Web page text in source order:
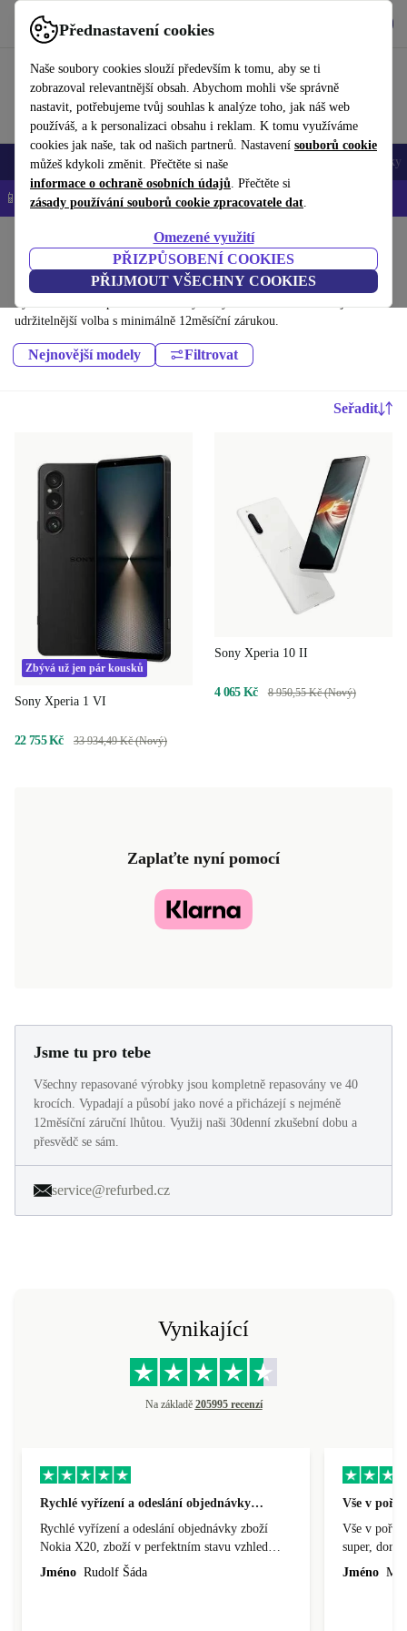
Přednastavení cookies
Naše soubory cookies slouží především k tomu, aby se ti
zobrazoval relevantnější obsah. Abychom mohli vše správně
nastavit, potřebujeme tvůj souhlas k analýze toho, jak náš web
používáš, a k personalizaci obsahu i reklam. K tomu využíváme
cookies jak naše, tak od našich partnerů. Nastavení souborů cookie
můžeš kdykoli změnit. Přečtěte si naše
informace o ochraně osobních údajů. Přečtěte si
zásady používání souborů cookie zpracovatele dat.
Omezené využití
PŘIZPŮSOBENÍ COOKIES
PŘIJMOUT VŠECHNY COOKIES
Používejte refurbed rychle a snadno
Mobily a smartphony Notebooky Tablety Doplňky
📱 -5 % NAVÍC na všechny iPhony – kód: IPHONEDEAL-
Mobily a smartphony
Mobily Sony:
Vysoce kvalitní repasované telefony Sony za skvělou cenu. Tvoje
udržitelnější volba s minimálně 12měsíční zárukou.
Nejnovější modely Filtrovat
Seřadit
Zbývá už jen pár kousků
Sony Xperia 1 VI
22 755 Kč 33 934,49 Kč (Nový)
Sony Xperia 10 II
4 065 Kč 8 950,55 Kč (Nový)
Zaplaťte nyní pomocí
Jsme tu pro tebe
Všechny repasované výrobky jsou kompletně repasovány ve 40
krocích. Vypadají a působí jako nové a přicházejí s nejméně
12měsíční záruční lhůtou. Využij naši 30denní zkušební dobu a
přesvědč se sám.
service@refurbed.cz
Vynikající
Na základě 205995 recenzí
Rychlé vyřízení a odeslání objednávky…
Rychlé vyřízení a odeslání objednávky zboží
Nokia X20, zboží v perfektním stavu vzhled
nového výrobku, cena výborná, funguje v
Jméno Rudolf Šáda
Vše v
Vše v
super,
doprava
Jméno